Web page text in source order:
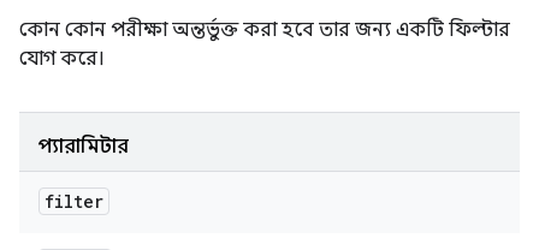
কোন কোন পরীক্ষা অন্তর্ভুক্ত করা হবে তার জন্য একটি ফিল্টার
যোগ করে।
প্যারামিটার
filter